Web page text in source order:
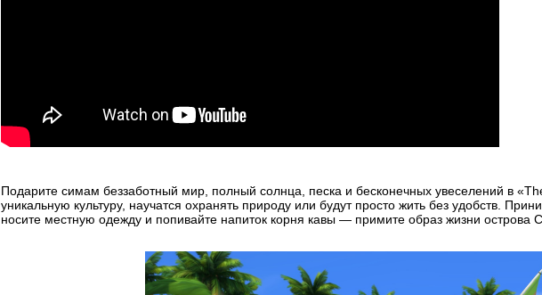
Подарите симам беззаботный мир, полный солнца, песка и бесконечных увеселений в
уникальную культуру, научатся охранять природу или будут просто жить без удобств.
носите местную одежду и попивайте напиток корня кавы — примите образ жизни острова